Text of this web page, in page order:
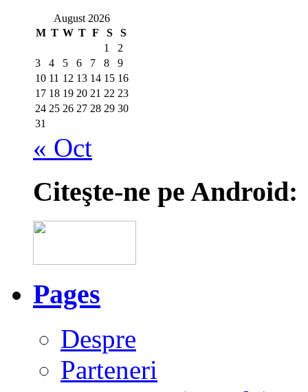
August 2026
M T W T F S
S
1
2
3
4 5 6 7 8
9
10 11 12 13 14 15 16
17 18 19 20 21 22 23
24 25 26 27 28 29 30
31
« Oct
Citeşte-ne pe Android:
Pages
Despre
Parteneri